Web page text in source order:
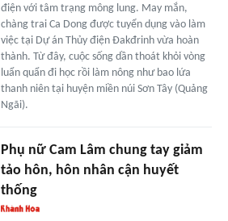
điện với tâm trạng mông lung. May mắn,
chàng trai Ca Dong được tuyển dụng vào làm
việc tại Dự án Thủy điện Đakđrinh vừa hoàn
thành. Từ đây, cuộc sống dần thoát khỏi vòng
luẩn quẩn đi học rồi làm nông như bao lứa
thanh niên tại huyện miền núi Sơn Tây (Quảng
Ngãi).
Phụ nữ Cam Lâm chung tay giảm
tảo hôn, hôn nhân cận huyết
thống